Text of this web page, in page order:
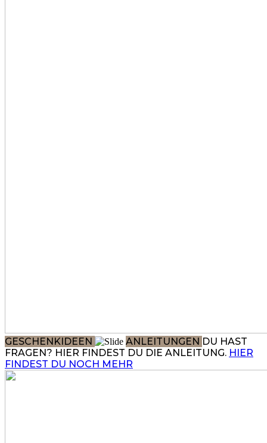
GESCHENKIDEEN ANLEITUNGEN DU HAST
FRAGEN? HIER FINDEST DU DIE ANLEITUNG. HIER
FINDEST DU NOCH MEHR